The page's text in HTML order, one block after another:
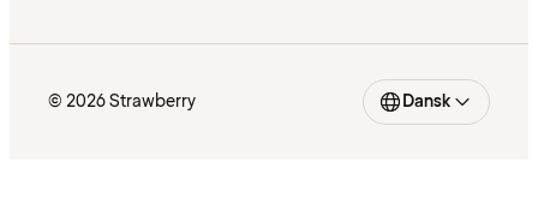
© 2026 Strawberry Dansk